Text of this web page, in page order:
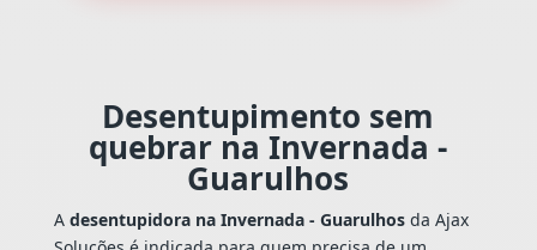
Desentupimento sem
quebrar na Invernada -
Guarulhos
A desentupidora na Invernada - Guarulhosda Ajax